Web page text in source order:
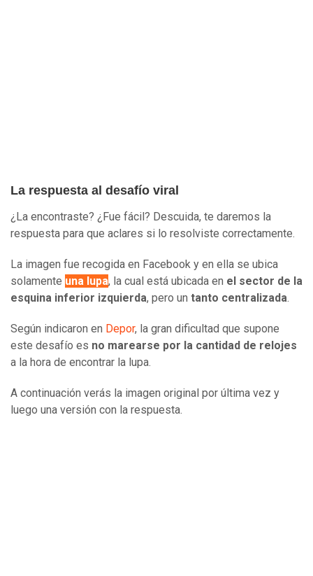
La respuesta al desafío viral
¿La encontraste? ¿Fue fácil? Descuida, te daremos la
respuesta para que aclares si lo resolviste correctamente.
La imagen fue recogida en Facebook y en ella se ubica
solamente una lupa, la cual está ubicada en el sector de la
esquina inferior izquierda, pero un tanto centralizada.
Según indicaron en Depor, la gran dificultad que supone
este desafío es no marearse por la cantidad de relojes
a la hora de encontrar la lupa.
A continuación verás la imagen original por última vez y
luego una versión con la respuesta.